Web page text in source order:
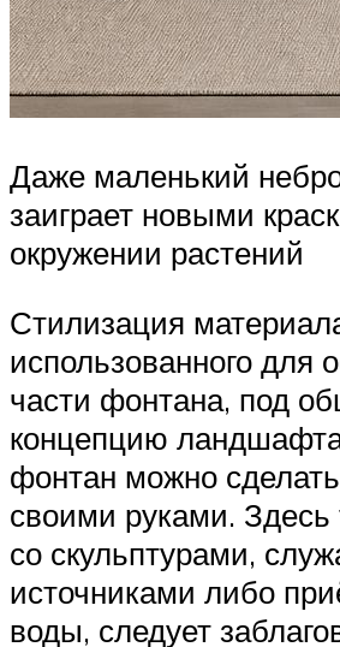
Даже маленький
заиграет новыми
окружении растений
Стилизация
использованного для
части фонтана, под
концепцию
фонтан можно
своими руками. Здесь
со скульптурами,
источниками либо
воды, следует